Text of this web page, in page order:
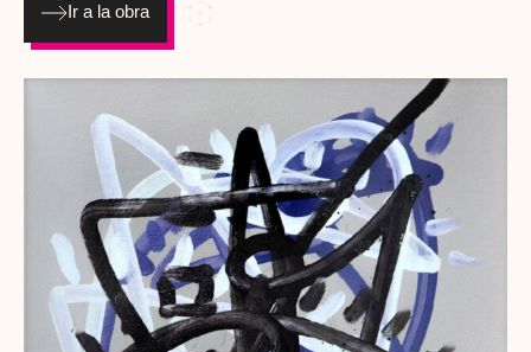
Ir a la obra